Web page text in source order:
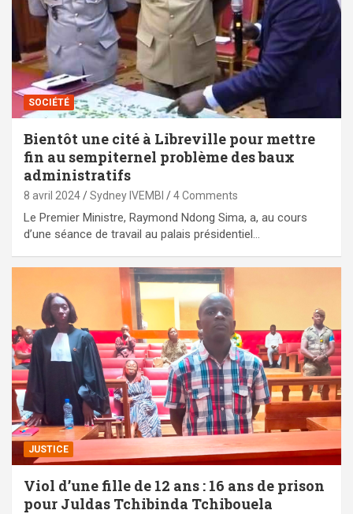
SOCIÉTÉ
Bientôt une cité à Libreville pour mettre
fin au sempiternel problème des baux
administratifs
8 avril 2024 Sydney IVEMBI 4 Comments
Le Premier Ministre, Raymond Ndong Sima, a, au cours
d’une séance de travail au palais présidentiel…
JUSTICE
Viol d’une fille de 12 ans : 16 ans de prison
pour Juldas Tchibinda Tchibouela